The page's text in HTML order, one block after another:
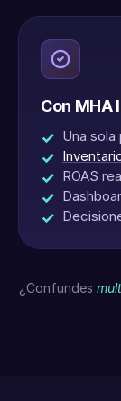
Con MHA
Una
ROAS
¿Confundes